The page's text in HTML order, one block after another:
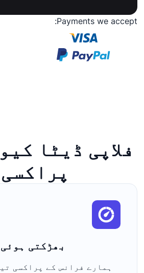
Payments we accept:
فلاپی ڈیٹا
بھڑکتی
ہمارے فرانس کے پراکسی